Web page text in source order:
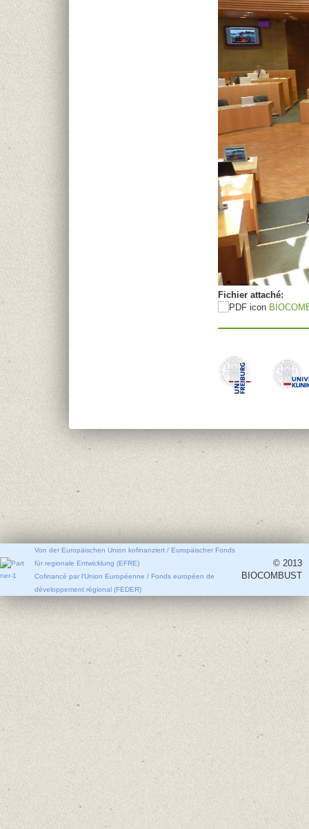
Fichier attaché:
Von der Europäischen Union kofinanziert / Europäischer Fonds
für regionale Entwicklung (EFRE)
Cofinancé par l'Union Européenne / Fonds européen de
développement régional (FEDER)
© 2013
BIOCOMBUST